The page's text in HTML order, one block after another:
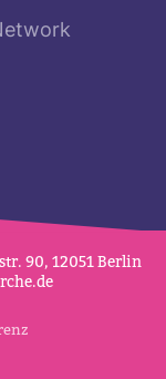
90, 12051 Berlin